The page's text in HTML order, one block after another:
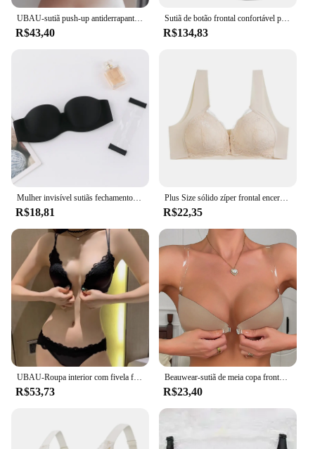
UBAU-sutiã push-up antiderrapante sem alças para mulher, roupa interior especial, tipo fivela frontal espessada, peito pequeno, show
R$43,40
Sutiã de botão frontal confortável para mulheres, sutiã respirável, seção fina, sem anel de aço, roupa íntima, lingerie, tamanho grande
R$134,83
Mulher invisível sutiãs fechamento frontal sutiã sexy push up sutiã lingerie feminino sutiã sem alças sem costura sem costas bralette
R$18,81
Plus Size sólido zíper frontal encerramento sutiã confortável, nenhum anel de aço, fivela frontal, Traceless colete, sutiã de renda, roupa interior, M-7XL
R$22,35
UBAU-Roupa interior com fivela frontal feminina, seios pequenos, anti-flacidez, sutiã sem costura sexy, estampa de leopardo sem anel de aço, sutiã traseiro
R$53,73
Beauwear-sutiã de meia copa frontal para mulheres, push up strapless, sutiã de festa invisível, alças transparentes
R$23,40